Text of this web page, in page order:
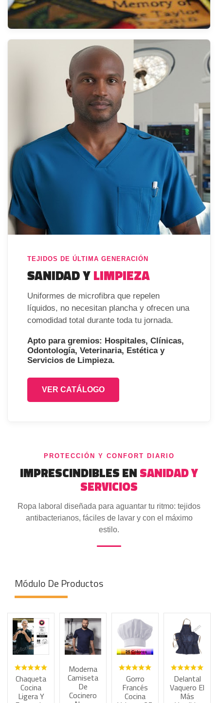
TEJIDOS DE ÚLTIMA GENERACIÓN
SANIDAD YLIMPIEZA
Uniformes de microfibra que repelen
líquidos, no necesitan plancha y ofrecen una
comodidad total durante toda tu jornada.
Apto para gremios: Hospitales, Clínicas,
Odontología, Veterinaria, Estética y
Servicios de Limpieza.
VER CATÁLOGO
PROTECCIÓN Y CONFORT DIARIO
IMPRESCINDIBLES ENSANIDAD Y
SERVICIOS
Ropa laboral diseñada para aguantar tu ritmo: tejidos
antibacterianos, fáciles de lavar y con el máximo
estilo.
Módulo De Productos
Moderna
Camiseta
De
Cocinero
Gorro
Francés
Cocina
Delantal
Vaquero El
Más
Delantal
Vaquero El
Más